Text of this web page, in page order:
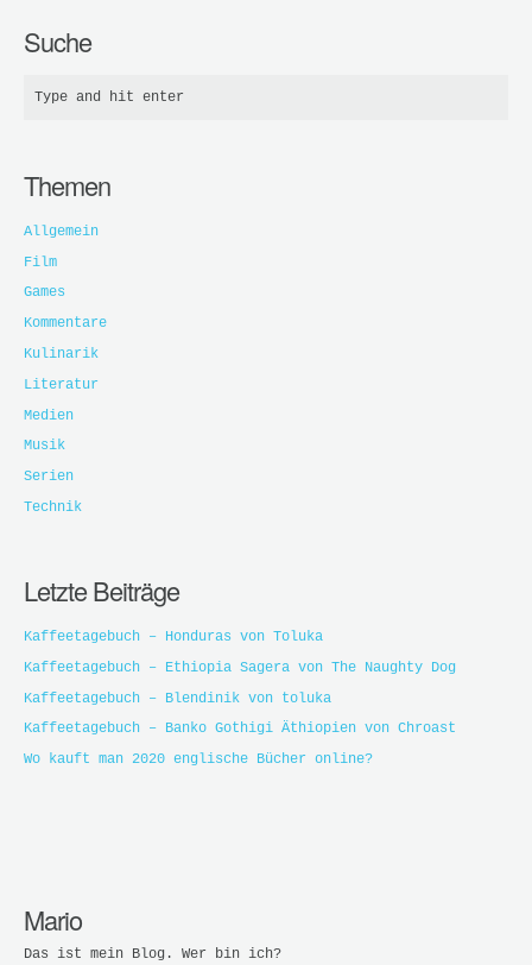
Suche
Themen
Allgemein
Film
Games
Kommentare
Kulinarik
Literatur
Medien
Musik
Serien
Technik
Letzte Beiträge
Kaffeetagebuch – Honduras von Toluka
Kaffeetagebuch – Ethiopia Sagera von The Naughty Dog
Kaffeetagebuch – Blendinik von toluka
Kaffeetagebuch – Banko Gothigi Äthiopien von Chroast
Wo kauft man 2020 englische Bücher online?
Mario
Das ist mein Blog. Wer bin ich?